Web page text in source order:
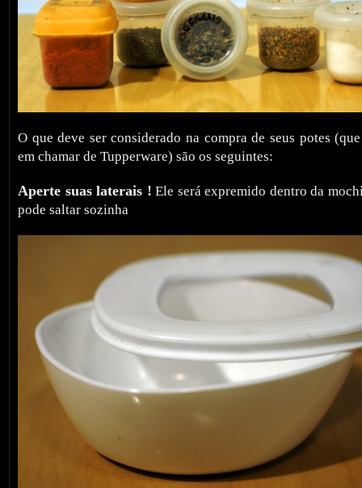
O que deve ser considerado na compra de seus potes
em chamar de Tupperware) são os seguintes:
Aperte suas laterais ! Ele será expremido dentro da
pode saltar sozinha